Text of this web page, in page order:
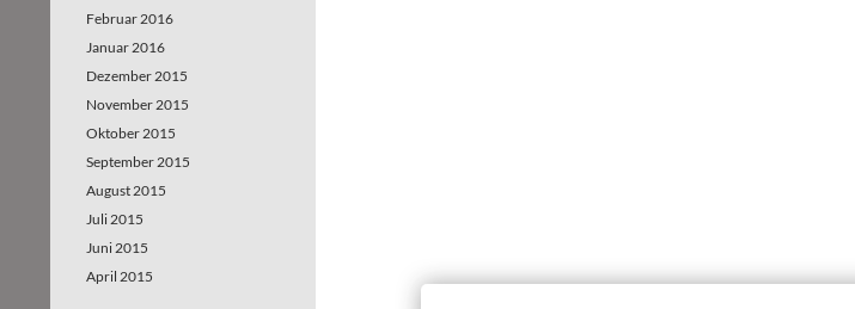
Februar 2016
Januar 2016
Dezember 2015
November 2015
Oktober 2015
September 2015
August 2015
Juli 2015
Juni 2015
April 2015